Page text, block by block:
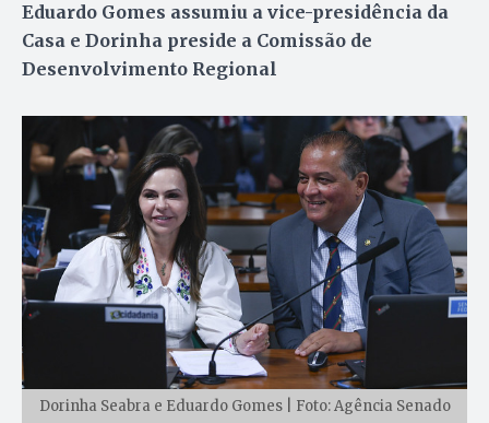
Eduardo Gomes assumiu a vice-presidência da
Casa e Dorinha preside a Comissão de
Desenvolvimento Regional
Dorinha Seabra e Eduardo Gomes | Foto: Agência Senado